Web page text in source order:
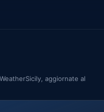
aggiornate al